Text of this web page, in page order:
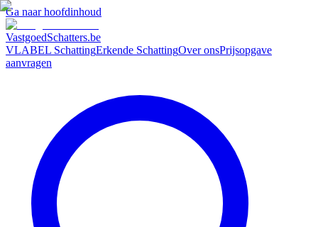
Ga naar hoofdinhoud
VastgoedSchatters.be
VLABEL SchattingErkende SchattingOver onsPrijsopgave
aanvragen